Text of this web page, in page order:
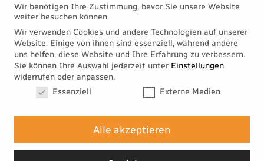
S
Wir benötigen Ihre Zustimmung, bevor Sie unsere Website
weiter besuchen können.
Wir verwenden Cookies und andere Technologien auf unserer
Website. Einige von ihnen sind essenziell, während andere
uns helfen, diese Website und Ihre Erfahrung zu verbessern.
Sie können Ihre Auswahl jederzeit unter Einstellungen
widerrufen oder anpassen.
Datenschutzeinstellungen
Essenziell Externe Medien
Alle akzeptieren